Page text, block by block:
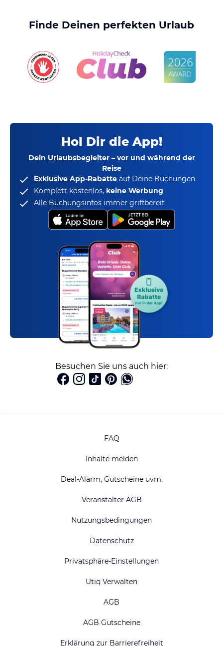
Finde Deinen perfekten Urlaub
Hol Dir die App!
Dein Urlaubsbegleiter – vor und während der
Reise
Exklusive App-Rabatte auf Deine Buchungen
Komplett kostenlos, keine Werbung
Alle Buchungsinfos immer griffbereit
Besuchen Sie uns auch hier:
FAQ
Inhalte melden
Deal-Alarm, Gutscheine uvm.
Veranstalter AGB
Nutzungsbedingungen
Datenschutz
Privatsphäre-Einstellungen
Utiq Verwalten
AGB
AGB Gutscheine
Erklärung zur Barrierefreiheit